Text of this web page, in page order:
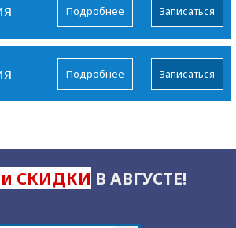
Подробнее Записаться
Подробнее Записаться
СКИДКИ В АВГУСТЕ!